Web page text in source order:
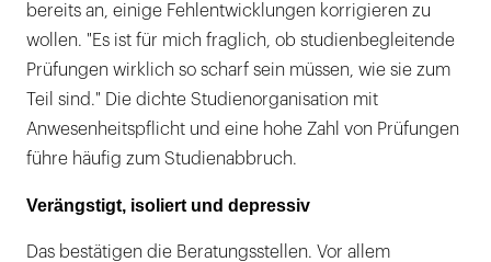
bereits an, einige Fehlentwicklungen korrigieren zu
wollen. "Es ist für mich fraglich, ob studienbegleitende
Prüfungen wirklich so scharf sein müssen, wie sie zum
Teil sind." Die dichte Studienorganisation mit
Anwesenheitspflicht und eine hohe Zahl von Prüfungen
führe häufig zum Studienabbruch.
Verängstigt, isoliert und depressiv
Das bestätigen die Beratungsstellen. Vor allem